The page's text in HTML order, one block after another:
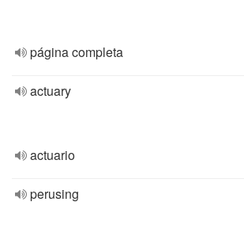
página completa
actuary
actuario
perusing